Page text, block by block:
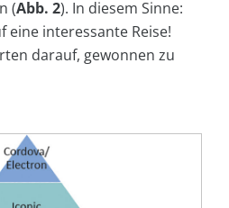
(Abb. 2). In diesem Sinne:
eine interessante Reise!
darauf, gewonnen zu